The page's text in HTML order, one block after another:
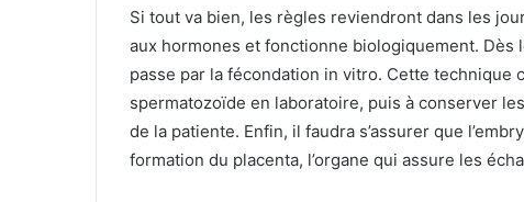
Si tout va bien, les règles reviendront dans les
aux hormones et fonctionne biologiquement.
passe par la fécondation in vitro. Cette technique
spermatozoïde en laboratoire, puis à conserver
de la patiente. Enfin, il faudra s’assurer que
formation du placenta, l’organe qui assure les